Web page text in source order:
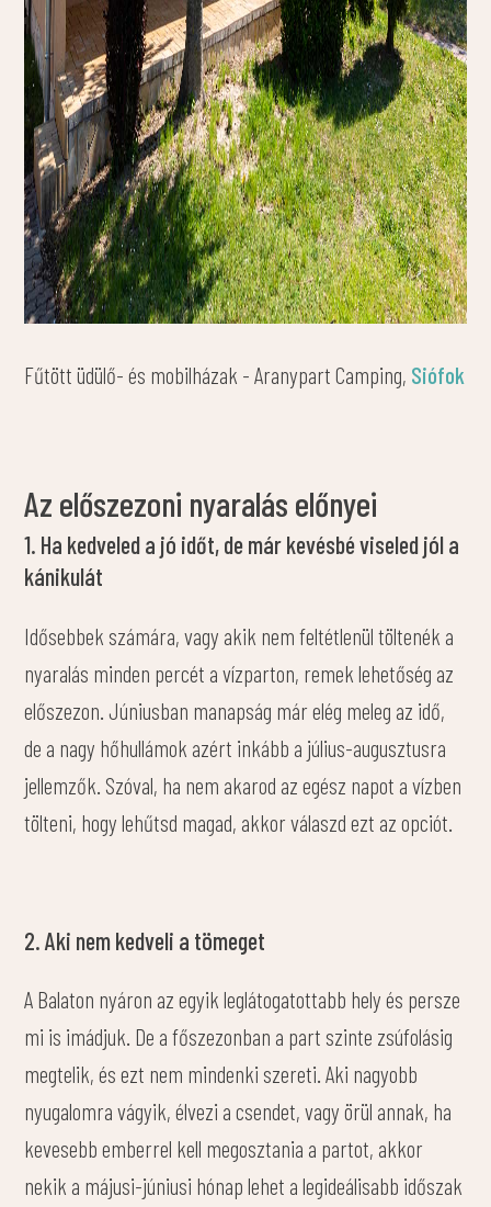
Fűtött üdülő- és mobilházak - Aranypart Camping, Siófok
Az előszezoni nyaralás előnyei
1. Ha kedveled a jó időt, de már kevésbé viseled jól a
kánikulát
Idősebbek számára, vagy akik nem feltétlenül töltenék a
nyaralás minden percét a vízparton, remek lehetőség az
előszezon. Júniusban manapság már elég meleg az idő,
de a nagy hőhullámok azért inkább a július-augusztusra
jellemzők. Szóval, ha nem akarod az egész napot a vízben
tölteni, hogy lehűtsd magad, akkor válaszd ezt az opciót.
2. Aki nem kedveli a tömeget
A Balaton nyáron az egyik leglátogatottabb hely és persze
mi is imádjuk. De a főszezonban a part szinte zsúfolásig
megtelik, és ezt nem mindenki szereti. Aki nagyobb
nyugalomra vágyik, élvezi a csendet, vagy örül annak, ha
kevesebb emberrel kell megosztania a partot, akkor
nekik a májusi-júniusi hónap lehet a legideálisabb időszak